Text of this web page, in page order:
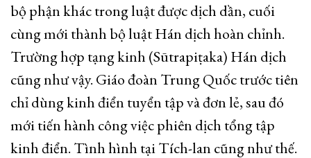
bộ phận khác trong luật được dịch dần, cuối
cùng mới thành bộ luật Hán dịch hoàn chỉnh.
Trường hợp tạng kinh (Sūtrapiṭaka) Hán dịch
cũng như vậy. Giáo đoàn Trung Quốc trước tiên
chỉ dùng kinh điển tuyển tập và đơn lẻ, sau đó
mới tiến hành công việc phiên dịch tổng tập
kinh điển. Tình hình tại Tích-lan cũng như thế.